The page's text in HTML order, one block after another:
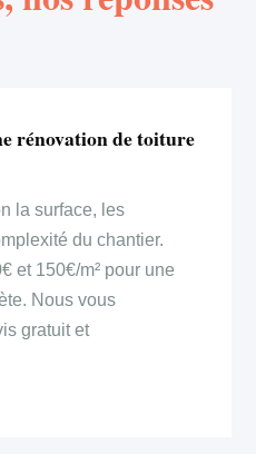
rénovation de toiture
la surface, les
du chantier.
et 150€/m² pour une
Nous vous
gratuit et